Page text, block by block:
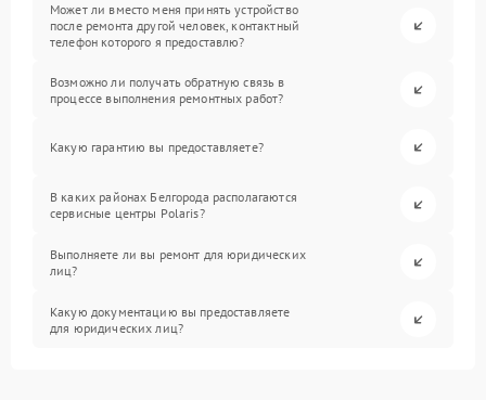
Может ли вместо меня принять устройство
после ремонта другой человек, контактный
телефон которого я предоставлю?
Возможно ли получать обратную связь в
процессе выполнения ремонтных работ?
Какую гарантию вы предоставляете?
В каких районах Белгорода располагаются
сервисные центры Polaris?
Выполняете ли вы ремонт для юридических
лиц?
Какую документацию вы предоставляете
для юридических лиц?